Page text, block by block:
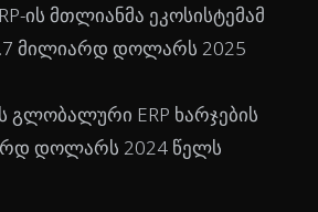
ის მთლიანმა ეკოსისტემამ
მილიარდ დოლარს 2025
გლობალური ERP ხარჯების
დოლარს 2024 წელს